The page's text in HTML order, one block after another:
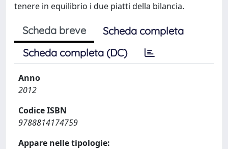
tenere in equilibrio i due piatti della bilancia.
Scheda breve
Scheda completa
Scheda completa (DC)
Anno
2012
Codice ISBN
9788814174759
Appare nelle tipologie: